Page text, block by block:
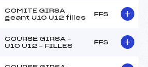
COMITE GIRSA
geant U10 U12 filles
FFS
COURSE GIRSA –
U10 U12 – FILLES
FFS